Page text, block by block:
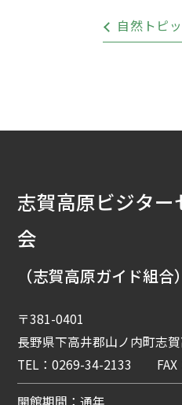
自然トピ
志賀高原ビジタ
会
（志賀高原ガイド組合）
〒381-0401
長野県下高井郡山ノ内町志
TEL：0269-34-2133 FAX
開館期間：通年